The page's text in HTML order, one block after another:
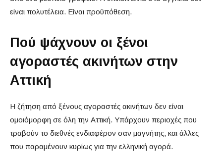
είναι πολυτέλεια. Είναι προϋπόθεση.
Πού ψάχνουν οι ξένοι
αγοραστές ακινήτων στην
Αττική
Η ζήτηση από ξένους αγοραστές ακινήτων δεν είναι
ομοιόμορφη σε όλη την Αττική. Υπάρχουν περιοχές που
τραβούν το διεθνές ενδιαφέρον σαν μαγνήτης, και άλλες
που παραμένουν κυρίως για την ελληνική αγορά.